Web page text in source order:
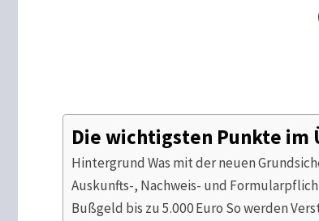
Die wichtigsten Punkte im
Hintergrund Was mit der neuen
Auskunfts-, Nachweis- und
Bußgeld bis zu 5.000 Euro So werden